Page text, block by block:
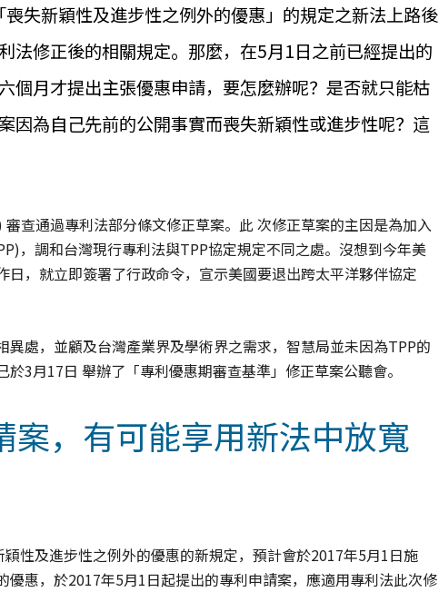
失新穎性及進步性之例外的優惠」的規定之新法上路後
法修正後的相關規定。那麼，在5月1日之前已經提出的
個月才提出主張優惠申請，要怎麼辦呢？是否就只能枯
因為自己先前的公開事實而喪失新穎性或進步性呢？這
查通過專利法部分條文修正草案。此 次修正草案的主因是為加入
，調和台灣現行專利法與TPP協定規定不同之處。沒想到今年美
，就立即簽署了行政命令，宣示美國要退出跨太平洋夥伴協定
處，並顧及台灣產業界及學術界之需求，智慧局並未因為TPP的
3月17日 舉辦了「專利優惠期審查基準」修正草案公聽會。
案，有可能享用新法中放寬
性及進步性之例外的優惠的新規定，預計會於2017年5月1日施
惠，於2017年5月1日起提出的專利申請案，應適用專利法此次修